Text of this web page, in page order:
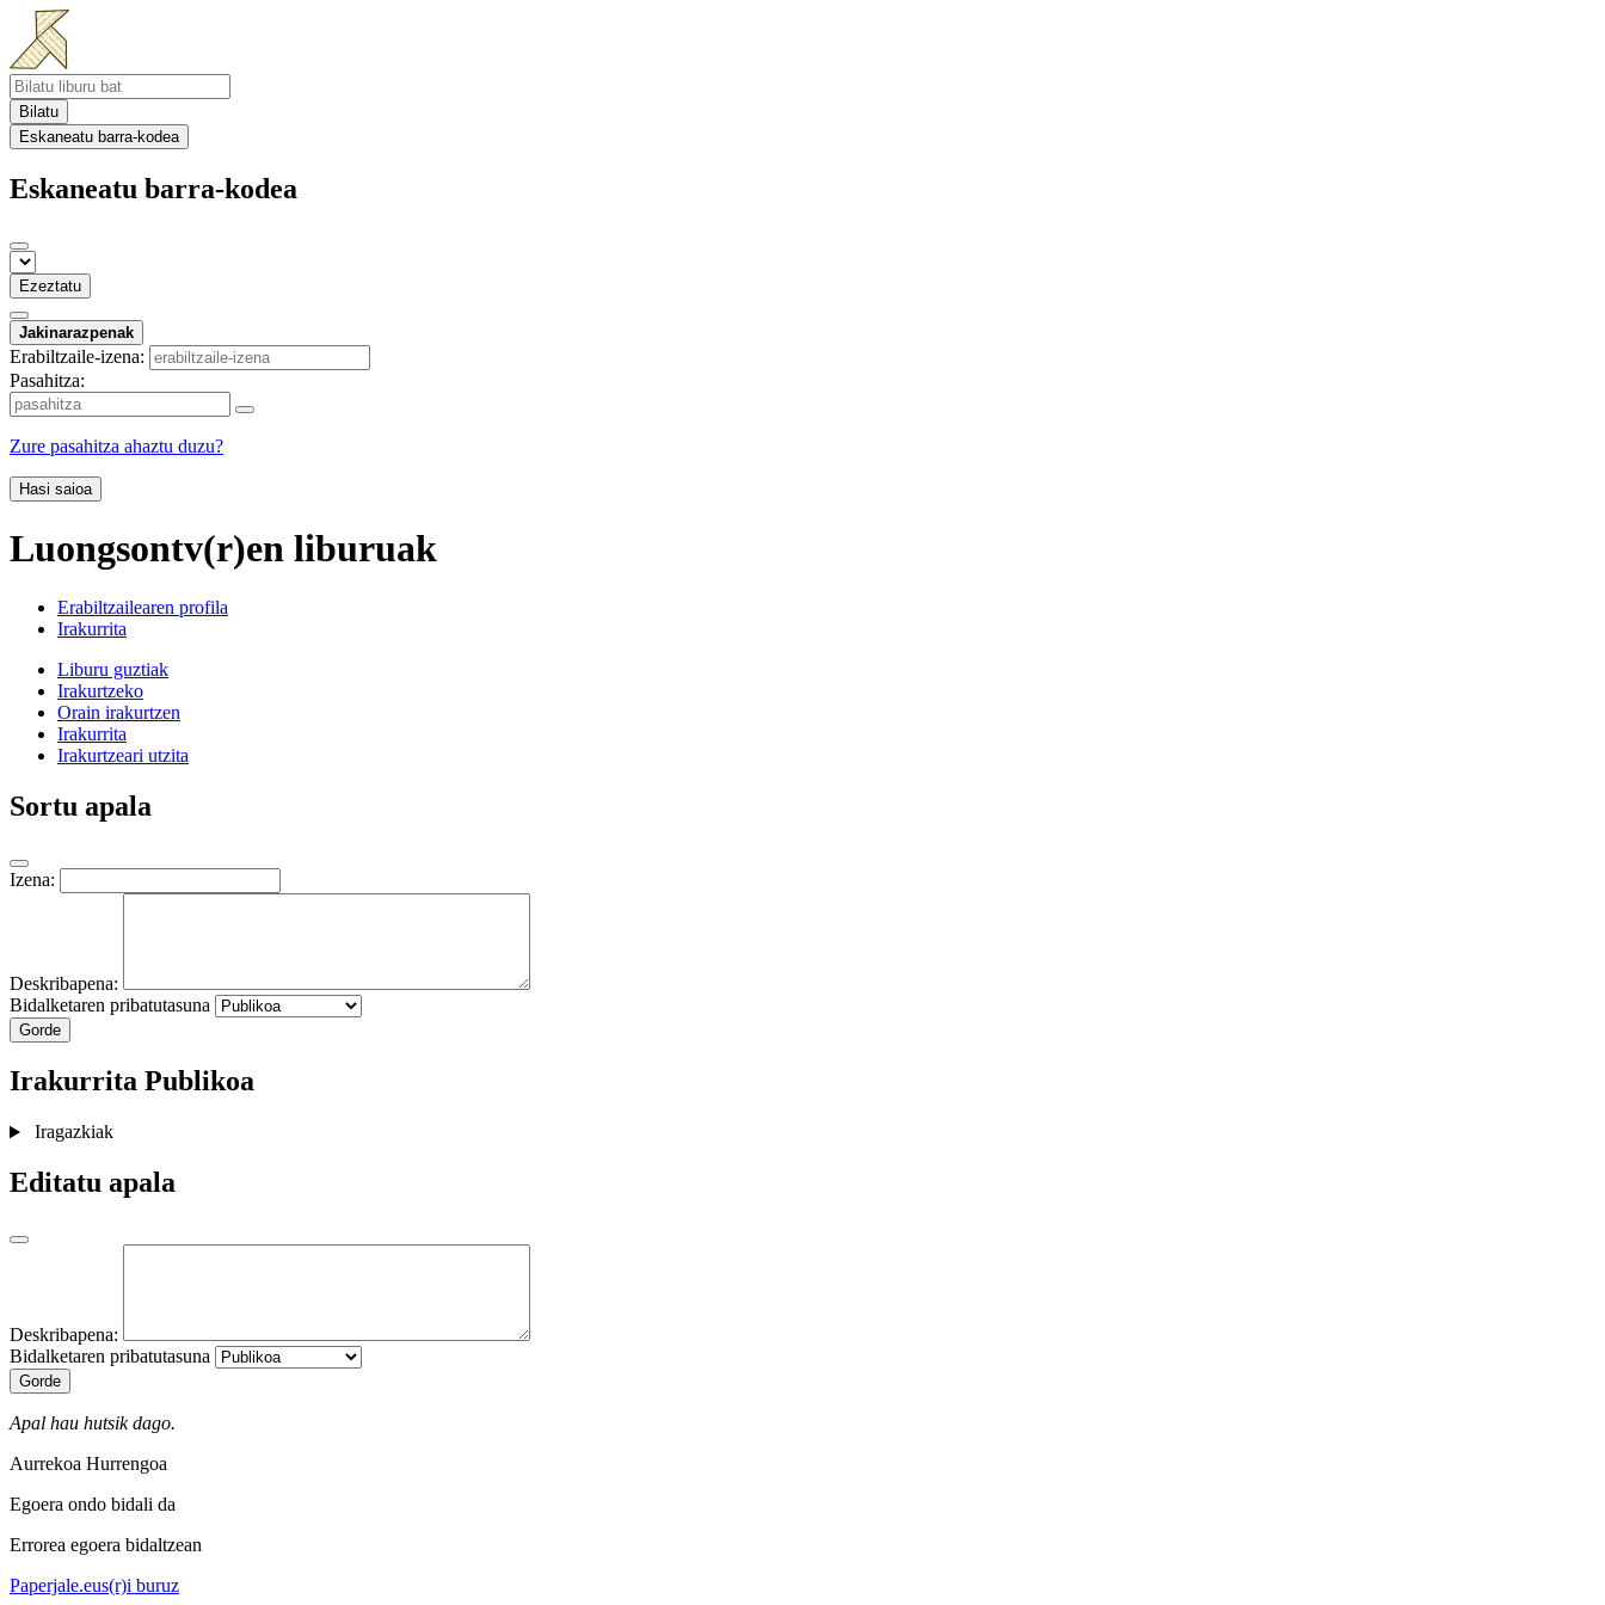
Bilatu
Eskaneatu barra-kodea
Eskaneatu barra-kodea
Ezeztatu
Jakinarazpenak
Erabiltzaile-izena:
Pasahitza:
Zure pasahitza ahaztu duzu?
Hasi saioa
Luongsontv(r)en liburuak
Erabiltzailearen profila
Irakurrita
Liburu guztiak
Irakurtzeko
Orain irakurtzen
Irakurrita
Irakurtzeari utzita
Sortu apala
Izena:
Deskribapena:
Bidalketaren pribatutasuna
Gorde
Irakurrita Publikoa
Iragazkiak
Editatu apala
Deskribapena:
Bidalketaren pribatutasuna
Gorde
Apal hau hutsik dago.
Aurrekoa Hurrengoa
Egoera ondo bidali da
Errorea egoera bidaltzean
Paperjale.eus(r)i buruz